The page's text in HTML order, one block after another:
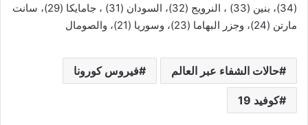
(34)، بنين (33) ، النرويج (32)، السودان (31) ، جامايكا (29)، سانت
مارتن (24)، وجزر البهاما (23)، وسوريا (21)، والصومال
حالات الشفاء عبر العالم فيروس كورونا
كوفيد 19